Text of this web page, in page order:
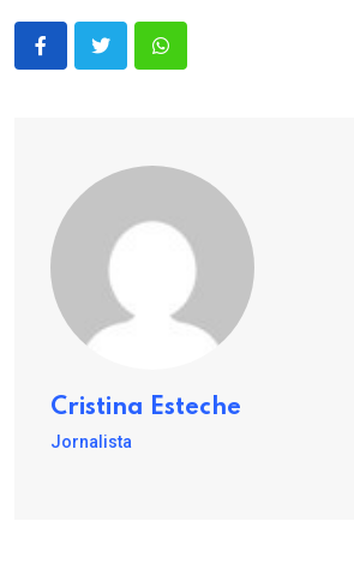
Cristina Esteche
Jornalista